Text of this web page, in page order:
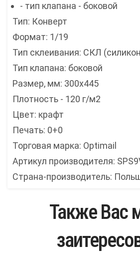
- тип клапана - боковой
Тип: Конверт
Формат: 1/19
Тип склеивания: СКЛ
Тип клапана: боковой
Размер, мм: 300х445
Плотность - 120 г/м2
Цвет: крафт
Печать: 0+0
Торговая марка: Optimail
Артикул производителя:
Страна-производитель:
Также Вас